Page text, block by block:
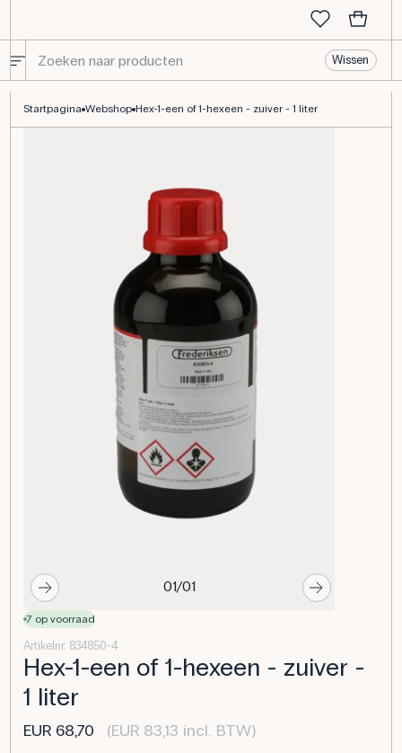
Wissen
Startpagina Webshop Hex-1-een of 1-hexeen - zuiver - 1 liter
01/01
7 op voorraad
Artikelnr. 834850-4
Hex-1-een of 1-hexeen - zuiver -
1 liter
EUR 68,70 (EUR 83,13 incl. BTW)